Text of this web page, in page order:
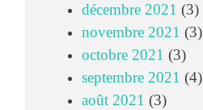
décembre 2021 (3)
novembre 2021 (3)
octobre 2021 (3)
septembre 2021 (4)
août 2021 (3)